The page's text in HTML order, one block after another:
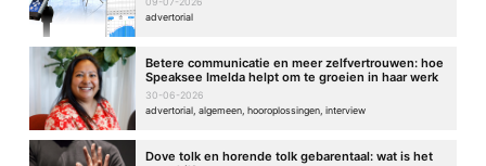
advertorial
Betere communicatie en meer zelfvertrouwen: hoe
Speaksee Imelda helpt om te groeien in haar werk
30-06-2026
advertorial, algemeen, hooroplossingen, interview
Dove tolk en horende tolk gebarentaal: wat is het